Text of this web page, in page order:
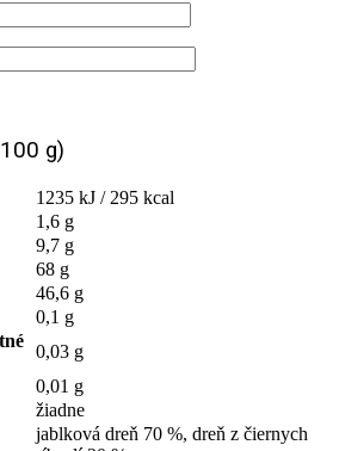
g)
1235 kJ / 295 kcal
1,6 g
9,7 g
68 g
46,6 g
0,1 g
0,03 g
0,01 g
žiadne
jablková dreň 70 %, dreň z čiernych